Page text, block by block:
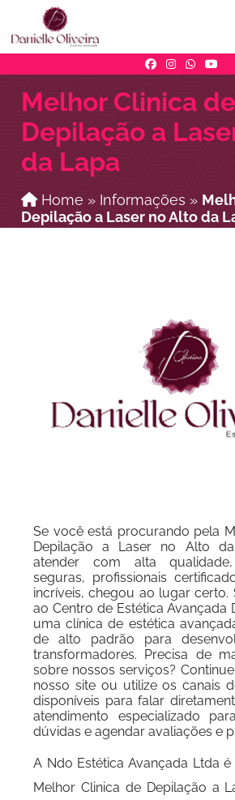
Melhor Clinica de
Depilação a
da Lapa
Home » Informações »
Depilação a Laser no Alto da
Se você está procurando pela
Depilação a Laser no Alto
atender com alta qualidade,
seguras, profissionais
incríveis, chegou ao lugar certo.
ao Centro de Estética Avançada
uma clínica de estética
de alto padrão para
transformadores. Precisa de
sobre nossos serviços?
nosso site ou utilize os canais
disponíveis para falar
atendimento especializado
dúvidas e agendar avaliações e
A Ndo Estética Avançada Ltda
Melhor Clinica de Depilação a